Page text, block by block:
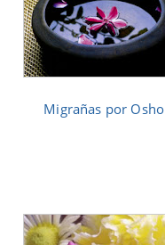
Migrañas por Osho